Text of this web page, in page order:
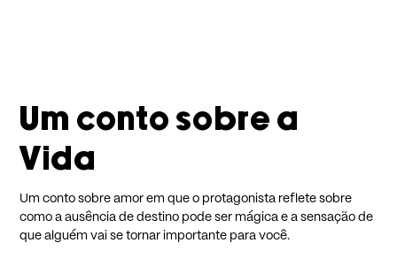
Um conto sobre a
Vida
Um conto sobre amor em que o protagonista reflete sobre
como a ausência de destino pode ser mágica e a sensação de
que alguém vai se tornar importante para você.